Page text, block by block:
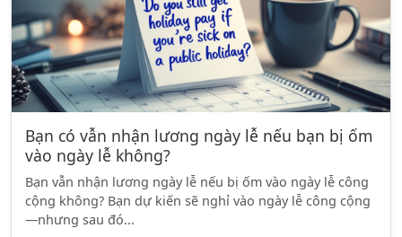
Bạn có vẫn nhận lương ngày lễ nếu bạn bị ốm
vào ngày lễ không?
Bạn vẫn nhận lương ngày lễ nếu bị ốm vào ngày lễ công
cộng không? Bạn dự kiến sẽ nghỉ vào ngày lễ công cộng
—nhưng sau đó...